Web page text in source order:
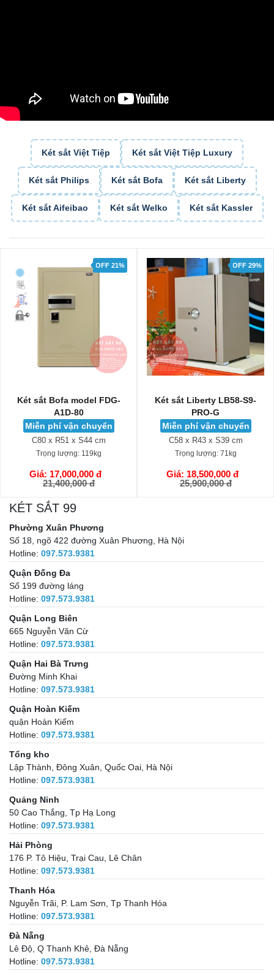
Két sắt Việt Tiệp Két sắt Việt Tiệp Luxury
Két sắt Philips Két sắt Bofa Két sắt Liberty
Két sắt Aifeibao Két sắt Welko Két sắt Kassler
OFF 21%
Két sắt Bofa model FDG-
A1D-80
Miễn phí vận chuyển
C80 x R51 x S44 cm
Trọng lượng:119kg
Giá: 17,000,000 đ
21,400,000 đ
GIỎ HÀNG
OFF 29%
Két sắt Liberty LB58-S9-
PRO-G
Miễn phí vận chuyển
C58 x R43 x S39 cm
Trọng lượng:71kg
Giá: 18,500,000 đ
25,900,000 đ
GIỎ HÀNG
KÉT SẮT 99
Phường Xuân Phương
Số 18, ngõ 422 đường Xuân Phương, Hà Nội
Hotline: 097.573.9381
Quận Đống Đa
Số 199 đường láng
Hotline: 097.573.9381
Quận Long Biên
665 Nguyễn Văn Cừ
Hotline: 097.573.9381
Quận Hai Bà Trưng
Đường Minh Khai
Hotline: 097.573.9381
Quận Hoàn Kiếm
quận Hoàn Kiếm
Hotline: 097.573.9381
Tổng kho
Lập Thành, Đông Xuân, Quốc Oai, Hà Nội
Hotline: 097.573.9381
Quảng Ninh
50 Cao Thắng, Tp Hạ Long
Hotline: 097.573.9381
Hải Phòng
176 P. Tô Hiệu, Trại Cau, Lê Chân
Hotline: 097.573.9381
Thanh Hóa
Nguyễn Trãi, P. Lam Sơn, Tp Thanh Hóa
Hotline: 097.573.9381
Đà Nẵng
Lê Độ, Q Thanh Khê, Đà Nẵng
Hotline: 097.573.9381